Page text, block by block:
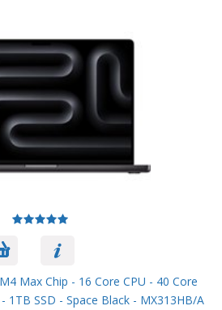
Max Chip - 16 Core CPU - 40 Core
1TB SSD - Space Black - MX313HB/A